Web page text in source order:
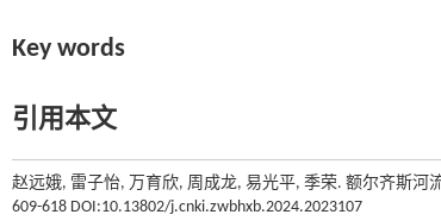
Key words
引用本文
赵远娥, 雷子怡, 万育欣, 周成龙, 易光平, 季荣. 额尔齐斯
609-618 DOI:10.13802/j.cnki.zwbhxb.2024.2023107